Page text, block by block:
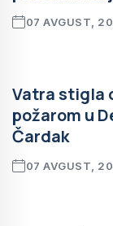
07 AVGUST,
Vatra stigla
požarom u
Čardak
07 AVGUST,